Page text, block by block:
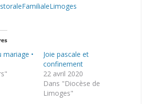
mariage •
Joie pascale et
confinement
22 avril 2020
Dans "Diocèse de
Limoges"